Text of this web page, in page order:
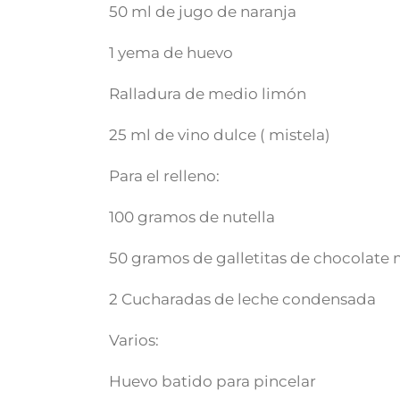
50 ml de jugo de naranja
1 yema de huevo
Ralladura de medio limón
25 ml de vino dulce ( mistela)
Para el relleno:
100 gramos de nutella
50 gramos de galletitas de chocolate
2 Cucharadas de leche condensada
Varios:
Huevo batido para pincelar